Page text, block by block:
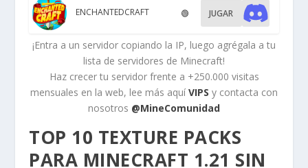
ENCHANTEDCRAFT 🟢 JUGAR
¡Entra a un servidor copiando la IP, luego agrégala a tu
lista de servidores de Minecraft!
Haz crecer tu servidor frente a +250.000 visitas
mensuales en la web, lee más aquí VIPS y contacta con
nosotros @MineComunidad
TOP 10 TEXTURE PACKS
PARA MINECRAFT 1.21 SIN